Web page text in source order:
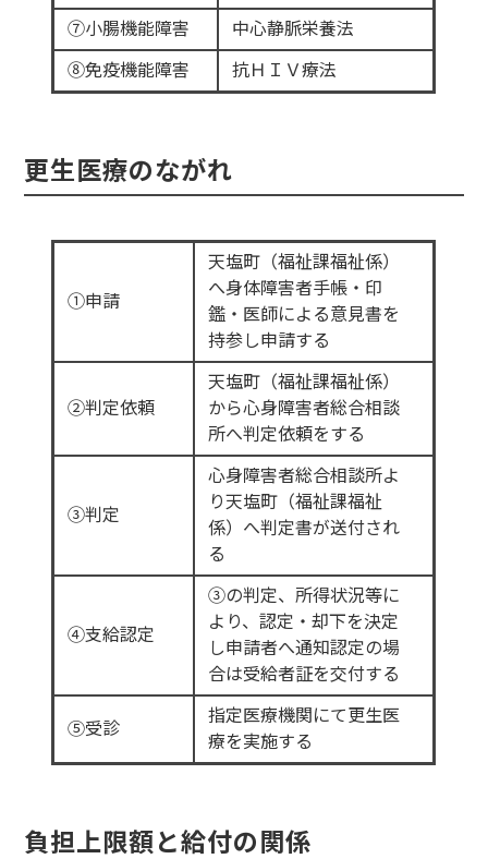
⑦小腸機能障害
中心静脈栄養法
⑧免疫機能障害
抗ＨＩＶ療法
更生医療のながれ
①申請
天塩町（福祉課福祉係）
へ身体障害者手帳・印
鑑・医師による意見書を
持参し申請する
②判定依頼
天塩町（福祉課福祉係）
から心身障害者総合相談
所へ判定依頼をする
③判定
心身障害者総合相談所よ
り天塩町（福祉課福祉
係）へ判定書が送付され
る
④支給認定
③の判定、所得状況等に
より、認定・却下を決定
し申請者へ通知認定の場
合は受給者証を交付する
⑤受診
指定医療機関にて更生医
療を実施する
負担上限額と給付の関係